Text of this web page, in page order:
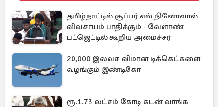
தமிழ்நாட்டில் சூப்பர் எல் நினோவால்
விவசாயம் பாதிக்கும் - வேளாண்
பட்ஜெட்டில் கூறிய அமைச்சர்
20,000 இலவச விமான டிக்கெட்களை
வழங்கும் இண்டிகோ
ரூ.1.73 லட்சம் கோடி கடன் வாங்க